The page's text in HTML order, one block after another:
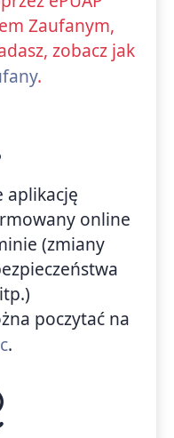
Zaufanym,
zobacz jak
.
aplikację
online
(zmiany
poczytać na
.